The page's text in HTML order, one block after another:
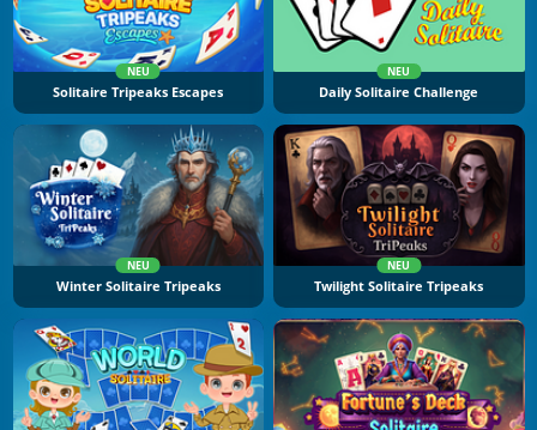
NEU
Solitaire Tripeaks Escapes
NEU
Daily Solitaire Challenge
NEU
Winter Solitaire Tripeaks
NEU
Twilight Solitaire Tripeaks